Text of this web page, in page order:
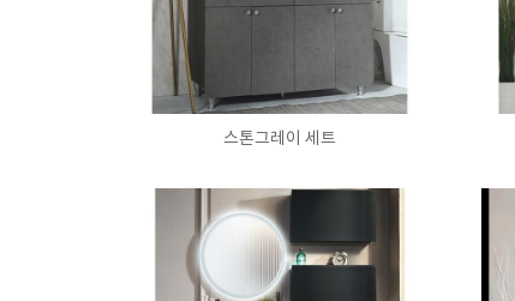
스톤그레이 세트